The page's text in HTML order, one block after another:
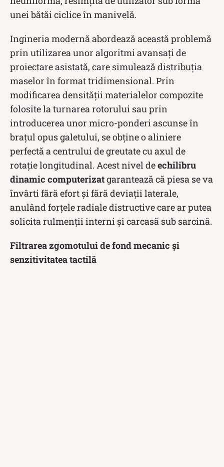
unei bătăi ciclice în manivelă.
Ingineria modernă abordează această problemă
prin utilizarea unor algoritmi avansați de
proiectare asistată, care simulează distribuția
maselor în format tridimensional. Prin
modificarea densității materialelor compozite
folosite la turnarea rotorului sau prin
introducerea unor micro-ponderi ascunse în
brațul opus galetului, se obține o aliniere
perfectă a centrului de greutate cu axul de
rotație longitudinal. Acest nivel deechilibru
dinamic computerizatgarantează că piesa se va
învârti fără efort și fără deviații laterale,
anulând forțele radiale distructive care ar putea
solicita rulmenții interni și carcasă sub sarcină.
Filtrarea zgomotului de fond mecanic și
senzitivitatea tactilă